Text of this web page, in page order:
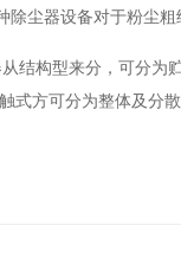
除尘器设备对于粉尘粗
结构型来分，可分为
式方可分为整体及分